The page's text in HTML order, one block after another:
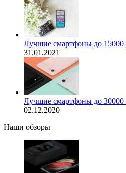
Лучшие смартфоны до 15000
31.01.2021
Лучшие смартфоны до 30000
02.12.2020
Наши обзоры